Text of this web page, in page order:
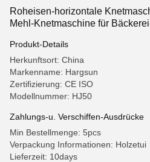
Roheisen-horizontale
Mehl-Knetmaschine für
Produkt-Details
Herkunftsort: China
Markenname: Hargsun
Zertifizierung: CE ISO
Modellnummer: HJ50
Zahlungs-u. Verschiffen-Ausdrücke
Min Bestellmenge: 5pcs
Verpackung Informationen: Holzetui
Lieferzeit: 10days